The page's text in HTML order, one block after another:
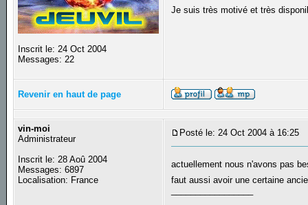
Inscrit le: 24 Oct 2004
Messages: 22
Je suis très motivé et très
Revenir en haut de page
vin-moi
Administrateur
Inscrit le: 28 Aoû 2004
Messages: 6897
Localisation: France
Posté le: 24 Oct 2004 à 16:25
actuellement nous n'avons pas
faut aussi avoir une certaine